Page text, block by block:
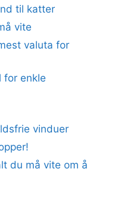
til katter
vite
valuta for
for enkle
vinduer
du må vite om å